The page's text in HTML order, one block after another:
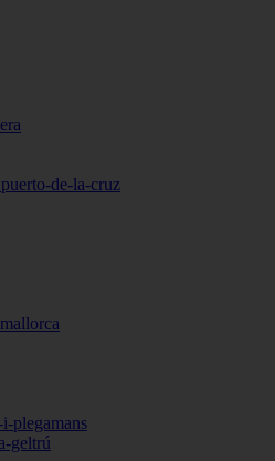
de-la-cruz
plegamans
geltrú